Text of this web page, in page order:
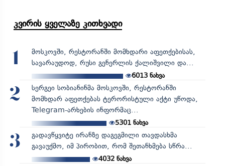
კვირის ყველაზე კითხვადი
1
მოსკოვში, რესტორანში მომხდარი აფეთქებისას,
სავარაუდოდ, რუსი გენერლის ქალიშვილი და...
6013 ნახვა
2
სერგეი სობიანინმა მოსკოვში, რესტორანში
მომხდარ აფეთქებას ტერორისტული აქტი უწოდა,
Telegram-არხების ინფორმაც...
5301ნახვა
3
გადავწყვიტე ირანზე დაგეგმილი თავდასხმა
გავაუქმო, იმ პირობით, რომ შეთანხმება სწრა...
4032ნახვა